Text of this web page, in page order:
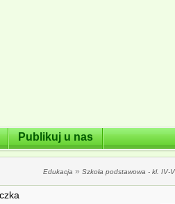
Publikuj u nas
Edukacja » Szkoła podstawowa - kl. IV-